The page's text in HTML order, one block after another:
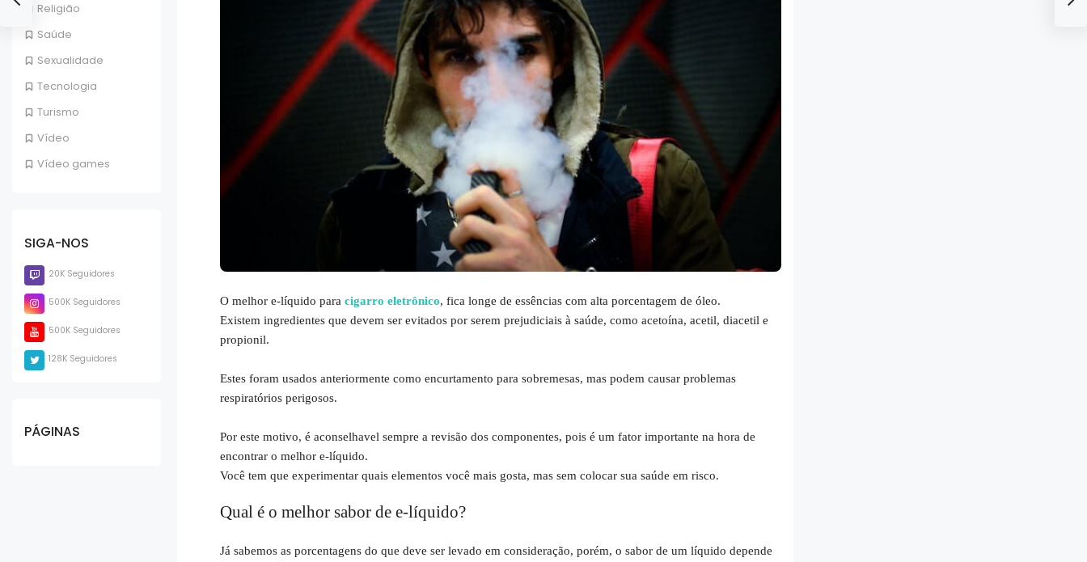
Religião
Saúde
Sexualidade
Tecnologia
Turismo
Vídeo
Vídeo games
SIGA-NOS
20K Seguidores
500K Seguidores
500K Seguidores
128K Seguidores
PÁGINAS
O melhor e-líquido para cigarro eletrônico, fica longe de essências com alta porcentagem de óleo.
Existem ingredientes que devem ser evitados por serem prejudiciais à saúde, como acetoína, acetil, diacetil e
propionil.
Estes foram usados ​​​​anteriormente como encurtamento para sobremesas, mas podem causar problemas
respiratórios perigosos.
Por este motivo, é aconselhavel sempre a revisão dos componentes, pois é um fator importante na hora de
encontrar o melhor e-líquido.
Você tem que experimentar quais elementos você mais gosta, mas sem colocar sua saúde em risco.
Qual é o melhor sabor de e-líquido?
Já sabemos as porcentagens do que deve ser levado em consideração, porém, o sabor de um líquido depende